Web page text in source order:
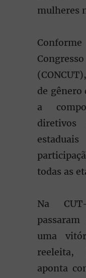
mulheres
de gênero
a
todas as
Na
uma
reeleita,
aponta